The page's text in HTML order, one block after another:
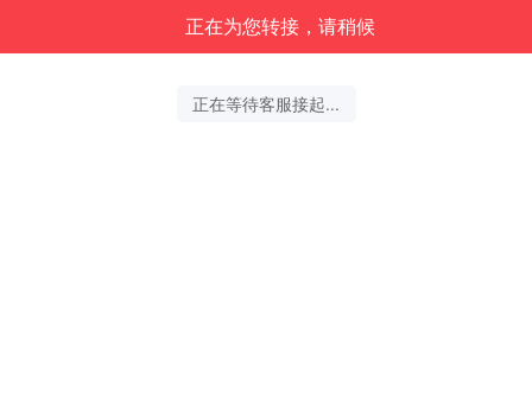
正在为您转接，请稍候
正在等待客服接起...